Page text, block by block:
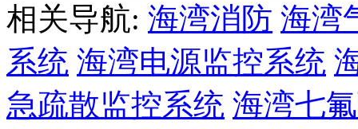
相关导航: 海湾消防 海湾
系统 海湾电源监控系统
急疏散监控系统 海湾七